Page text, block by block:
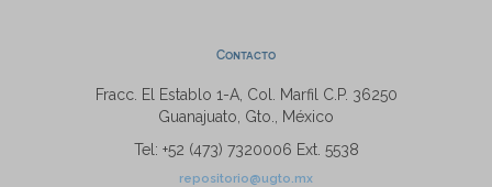
Contacto
Fracc. El Establo 1-A, Col. Marfil C.P. 36250
Guanajuato, Gto., México
Tel: +52 (473) 7320006 Ext. 5538
repositorio@ugto.mx